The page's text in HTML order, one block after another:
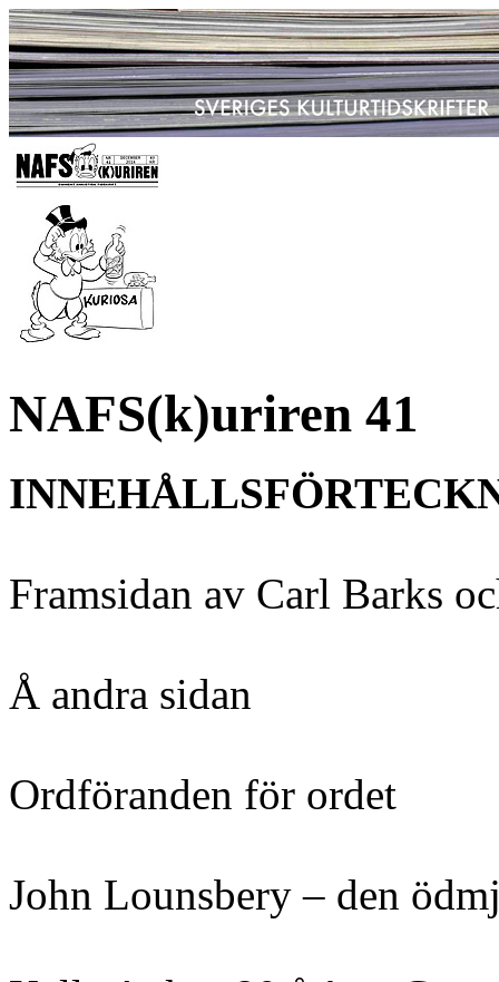
NAFS(k)uriren 41
Framsidan av Carl Barks
Å andra sidan
Ordföranden för ordet
John Lounsbery – den